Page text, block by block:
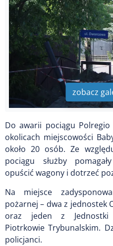
zobacz
Do awarii pociągu
okolicach miejscowości
około 20 osób. Ze
pociągu służby
opuścić wagony i dotrzeć
Na miejsce
pożarnej – dwa z jednostek
oraz jeden z Jednostki
Piotrkowie Trybunalskim.
policjanci.